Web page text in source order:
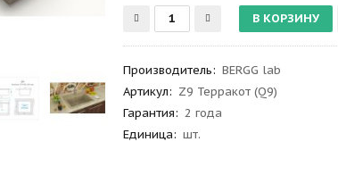
Производитель: BERGG lab
Артикул: Z9 Терракот (Q9)
Гарантия: 2 года
Единица: шт.